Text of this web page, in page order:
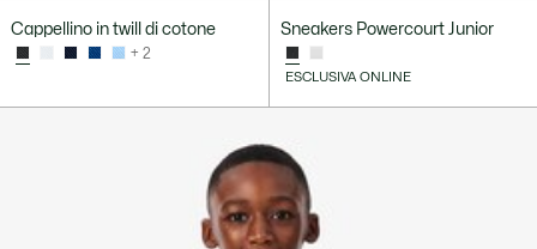
Cappellino in twill di cotone
+ 2
Sneakers Powercourt Junior
ESCLUSIVA ONLINE